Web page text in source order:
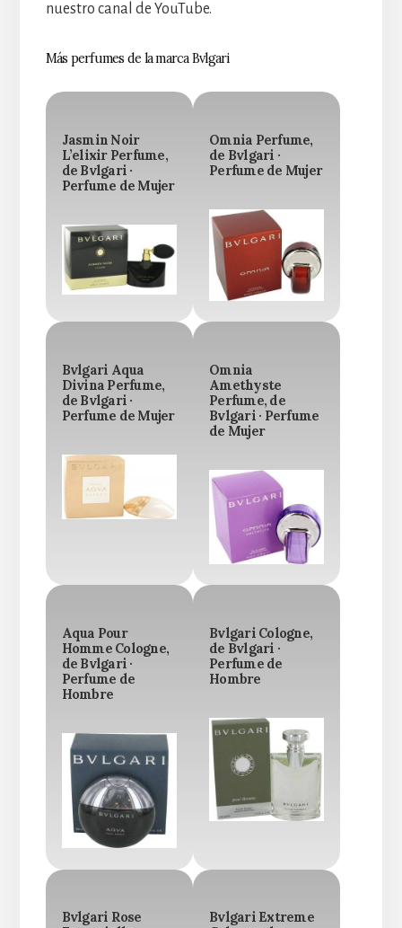
nuestro canal de YouTube.
Más perfumes de la marca Bvlgari
Jasmin Noir
L’elixir Perfume,
de Bvlgari ·
Perfume de Mujer
Omnia Perfume,
de Bvlgari ·
Perfume de Mujer
Bvlgari Aqua
Divina Perfume,
de Bvlgari ·
Perfume de Mujer
Omnia
Amethyste
Perfume, de
Bvlgari · Perfume
de Mujer
Aqua Pour
Homme Cologne,
de Bvlgari ·
Perfume de
Hombre
Bvlgari Cologne,
de Bvlgari ·
Perfume de
Hombre
Bvlgari Rose
Bvlgari Extreme